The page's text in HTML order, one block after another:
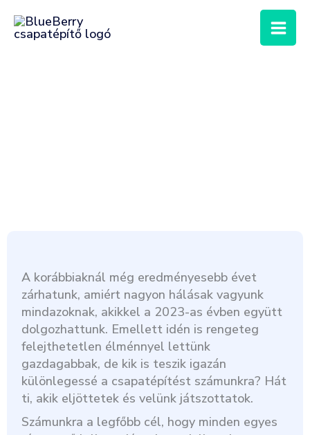
content
A korábbiaknál még eredményesebb évet
zárhatunk, amiért nagyon hálásak vagyunk
mindazoknak, akikkel a 2023-as évben együtt
dolgozhattunk. Emellett idén is rengeteg
felejthetetlen élménnyel lettünk
gazdagabbak, de kik is teszik igazán
különlegessé a csapatépítést számunkra? Hát
ti, akik eljöttetek és velünk játszottatok.
Számunkra a legfőbb cél, hogy minden egyes